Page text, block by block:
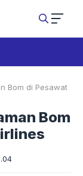
Bom di Pesawat
Bom